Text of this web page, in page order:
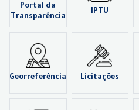
Portal da
Transparência
IPTU
Georreferência Licitações